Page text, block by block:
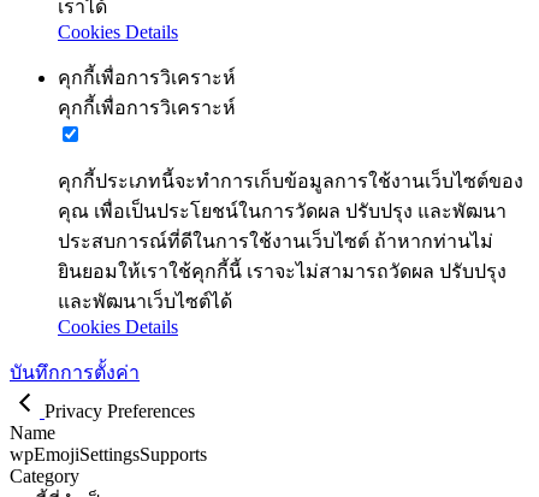
เราได้
Cookies Details
คุกกี้เพื่อการวิเคราะห์
คุกกี้เพื่อการวิเคราะห์
คุกกี้ประเภทนี้จะทำการเก็บข้อมูลการใช้งานเว็บไซต์ของ
คุณ เพื่อเป็นประโยชน์ในการวัดผล ปรับปรุง และพัฒนา
ประสบการณ์ที่ดีในการใช้งานเว็บไซต์ ถ้าหากท่านไม่
ยินยอมให้เราใช้คุกกี้นี้ เราจะไม่สามารถวัดผล ปรับปรุง
และพัฒนาเว็บไซต์ได้
Cookies Details
บันทึกการตั้งค่า
Privacy Preferences
Name
wpEmojiSettingsSupports
Category